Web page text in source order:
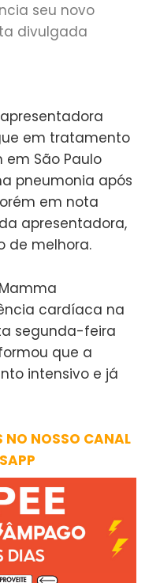
seu novo
divulgada
em tratamento
em São Paulo
pneumonia após
em nota
apresentadora,
de melhora.
cardíaca na
segunda-feira
que a
intensivo e já
NOSSO CANAL